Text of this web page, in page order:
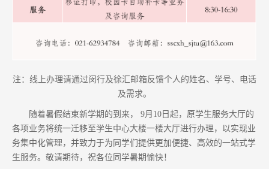
注：线上办理请通过闵行及徐汇邮箱反馈个人的姓名、学号、电话
及需求。
随着暑假结束新学期的到来， 9月10日起，原学生服务大厅的
各项业务将统一迁移至学生中心大楼一楼大厅进行办理，以实现业
务集中化管理，并致力于为同学们提供更加便捷、高效的一站式学
生服务。敬请期待，祝各位同学暑期愉快！